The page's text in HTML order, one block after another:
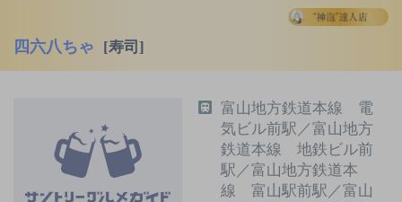
四六八ちゃ [寿司]
富山地方鉄道本線 電
気ビル前駅／富山地方
鉄道本線 地鉄ビル前
駅／富山地方鉄道本
線 富山駅前駅／富山